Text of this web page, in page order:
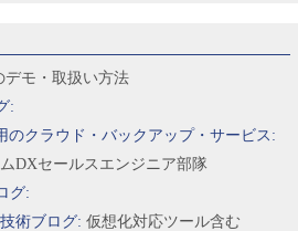
デモ・取扱い方法
:
のクラウド・バックアップ・サービス:
DXセールスエンジニア部隊
グ:
術ブログ: 仮想化対応ツール含む